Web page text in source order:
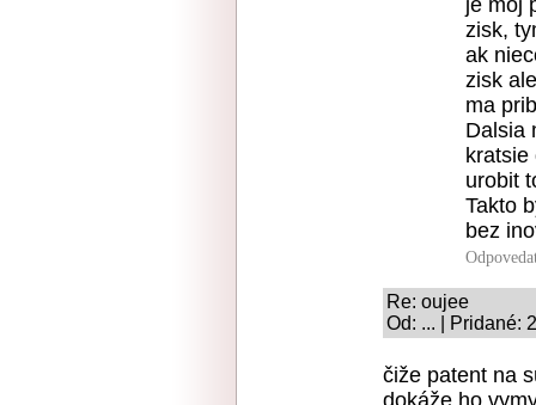
je moj
zisk,
ak
zisk
ma
Dalsia
kratsie
urobit
Takto
bez
Re: oujee
Od: ... | Pridané:
čiže patent na
dokáže ho